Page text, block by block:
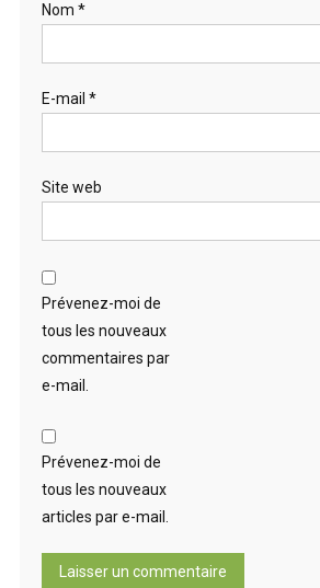
Nom *
E-mail *
Site web
Prévenez-moi de
tous les nouveaux
commentaires par
e-mail.
Prévenez-moi de
tous les nouveaux
articles par e-mail.